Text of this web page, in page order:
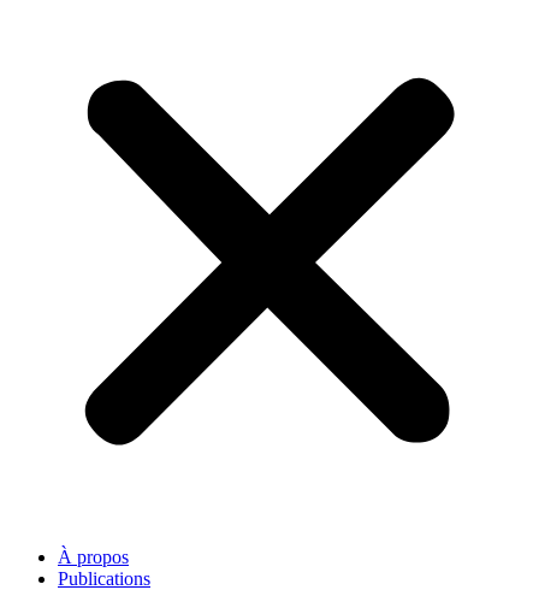
À propos
Publications